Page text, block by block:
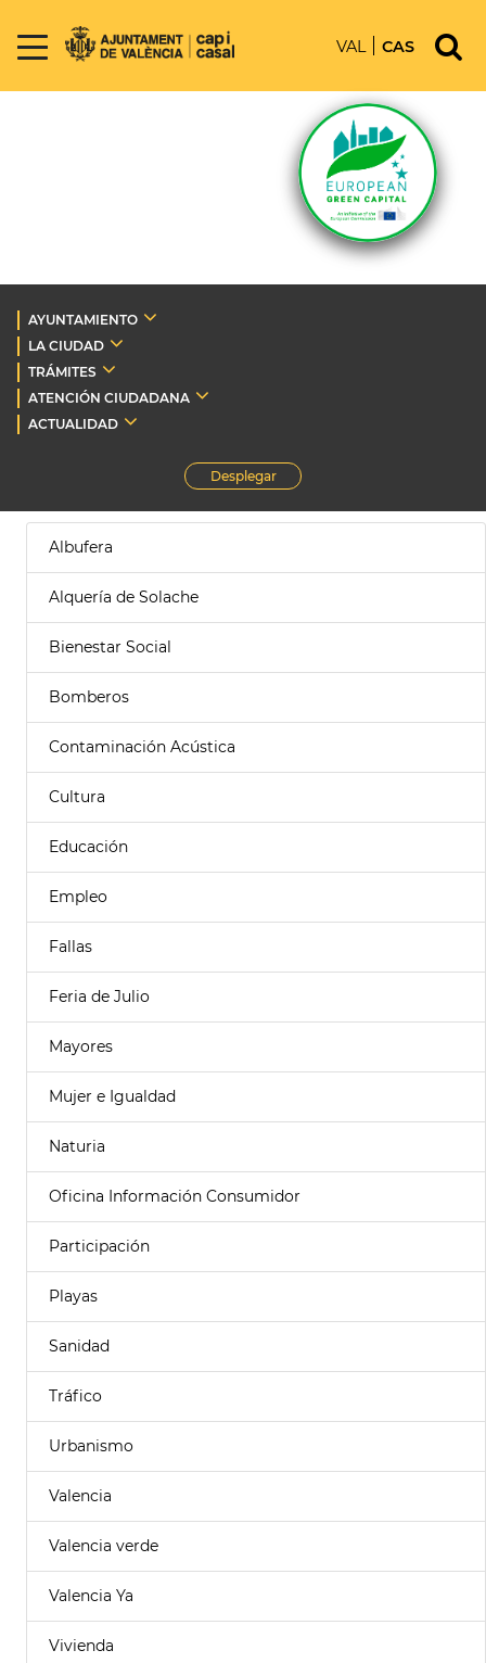
VAL CAS
AYUNTAMIENTO
LA CIUDAD
TRÁMITES
ATENCIÓN CIUDADANA
ACTUALIDAD
Desplegar
Albufera
Alquería de Solache
Bienestar Social
Bomberos
Contaminación Acústica
Cultura
Educación
Empleo
Fallas
Feria de Julio
Mayores
Mujer e Igualdad
Naturia
Oficina Información Consumidor
Participación
Playas
Sanidad
Tráfico
Urbanismo
Valencia
Valencia verde
Valencia Ya
Vivienda